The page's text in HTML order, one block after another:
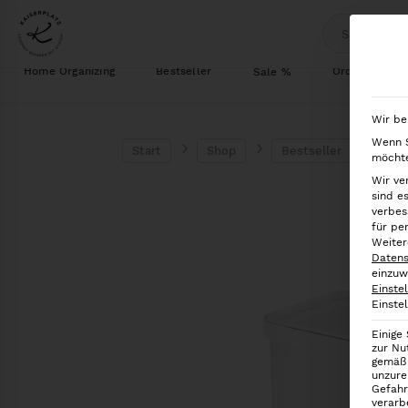
Home Organizing Bestseller Sale % Ordnung im
Wir
Wenn
Wir
sind
für
Einige
zur